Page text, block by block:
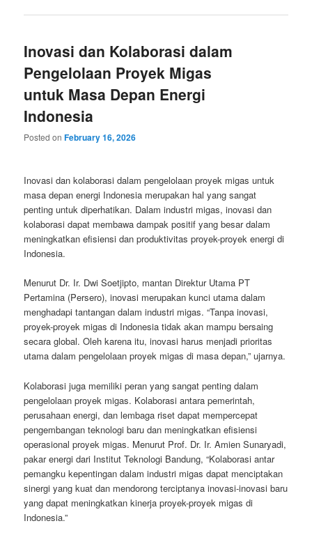
Inovasi dan Kolaborasi dalam
Pengelolaan Proyek Migas
untuk Masa Depan Energi
Indonesia
Posted onFebruary 16, 2026
Inovasi dan kolaborasi dalam pengelolaan proyek migas untuk
masa depan energi Indonesia merupakan hal yang sangat
penting untuk diperhatikan. Dalam industri migas, inovasi dan
kolaborasi dapat membawa dampak positif yang besar dalam
meningkatkan efisiensi dan produktivitas proyek-proyek energi di
Indonesia.
Menurut Dr. Ir. Dwi Soetjipto, mantan Direktur Utama PT
Pertamina (Persero), inovasi merupakan kunci utama dalam
menghadapi tantangan dalam industri migas. “Tanpa inovasi,
proyek-proyek migas di Indonesia tidak akan mampu bersaing
secara global. Oleh karena itu, inovasi harus menjadi prioritas
utama dalam pengelolaan proyek migas di masa depan,” ujarnya.
Kolaborasi juga memiliki peran yang sangat penting dalam
pengelolaan proyek migas. Kolaborasi antara pemerintah,
perusahaan energi, dan lembaga riset dapat mempercepat
pengembangan teknologi baru dan meningkatkan efisiensi
operasional proyek migas. Menurut Prof. Dr. Ir. Amien Sunaryadi,
pakar energi dari Institut Teknologi Bandung, “Kolaborasi antar
pemangku kepentingan dalam industri migas dapat menciptakan
sinergi yang kuat dan mendorong terciptanya inovasi-inovasi baru
yang dapat meningkatkan kinerja proyek-proyek migas di
Indonesia.”